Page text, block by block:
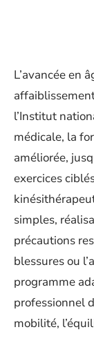
L’avancée en
l’Institut
médicale, la
améliorée,
exercices
simples,
précautions
blessures ou
programme
professionnel
mobilité,